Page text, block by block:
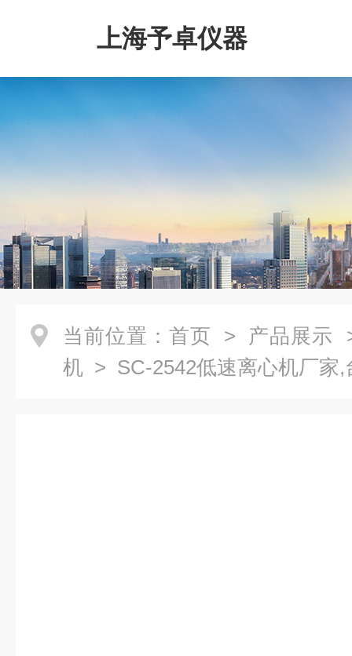
上海予卓仪器
当前位置： 首页 > 产品展示
机 > SC-2542低速离心机厂家,